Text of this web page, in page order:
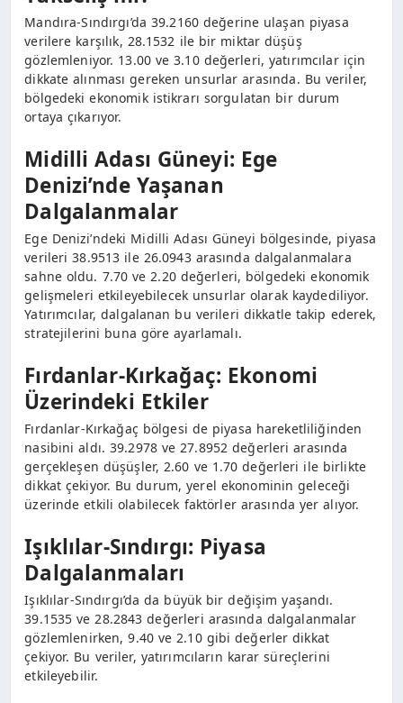
Mandıra-Sındırgı’da 39.2160 değerine ulaşan piyasa
verilere karşılık, 28.1532 ile bir miktar düşüş
gözlemleniyor. 13.00 ve 3.10 değerleri, yatırımcılar için
dikkate alınması gereken unsurlar arasında. Bu veriler,
bölgedeki ekonomik istikrarı sorgulatan bir durum
ortaya çıkarıyor.
Midilli Adası Güneyi: Ege
Denizi’nde Yaşanan
Dalgalanmalar
Ege Denizi’ndeki Midilli Adası Güneyi bölgesinde, piyasa
verileri 38.9513 ile 26.0943 arasında dalgalanmalara
sahne oldu. 7.70 ve 2.20 değerleri, bölgedeki ekonomik
gelişmeleri etkileyebilecek unsurlar olarak kaydediliyor.
Yatırımcılar, dalgalanan bu verileri dikkatle takip ederek,
stratejilerini buna göre ayarlamalı.
Fırdanlar-Kırkağaç: Ekonomi
Üzerindeki Etkiler
Fırdanlar-Kırkağaç bölgesi de piyasa hareketliliğinden
nasibini aldı. 39.2978 ve 27.8952 değerleri arasında
gerçekleşen düşüşler, 2.60 ve 1.70 değerleri ile birlikte
dikkat çekiyor. Bu durum, yerel ekonominin geleceği
üzerinde etkili olabilecek faktörler arasında yer alıyor.
Işıklılar-Sındırgı: Piyasa
Dalgalanmaları
Işıklılar-Sındırgı’da da büyük bir değişim yaşandı.
39.1535 ve 28.2843 değerleri arasında dalgalanmalar
gözlemlenirken, 9.40 ve 2.10 gibi değerler dikkat
çekiyor. Bu veriler, yatırımcıların karar süreçlerini
etkileyebilir.